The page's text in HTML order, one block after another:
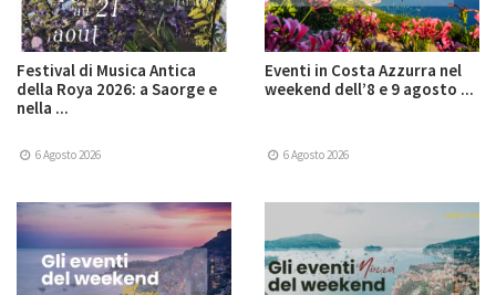
Festival di Musica Antica
della Roya 2026: a Saorge e
nella ...
6 Agosto 2026
Eventi in Costa Azzurra nel
weekend dell’8 e 9 agosto ...
6 Agosto 2026